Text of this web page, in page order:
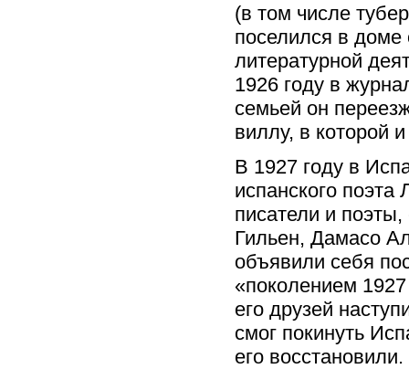
(в том числе
поселился в доме
литературной
1926 году в
семьей он
виллу, в которой
В 1927 году в
испанского
писатели и
Гильен, Дамасо
объявили себя
«поколением
его друзей
смог покинуть
его восстановили.